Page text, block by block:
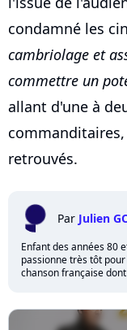
condamné les
cambriolage et
commettre un
allant d'une à
retrouvés.
Par Julien
Enfant des années 80
passionne très tôt
chanson française